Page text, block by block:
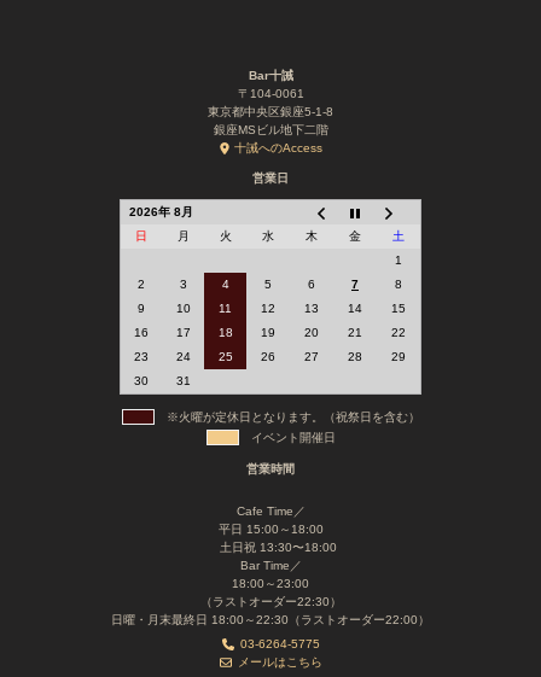
Bar十誡
〒104-0061
東京都中央区銀座5-1-8
銀座MSビル地下二階
十誡へのAccess
営業日
2026年 8月
日
月 火 水 木 金
土
1
2
3 4 5 6 7
8
9
10 11 12 13 14
15
16
17 18 19 20 21
22
23
24 25 26 27 28
29
30
31
※火曜が定休日となります。（祝祭日を含む）
イベント開催日
営業時間
Cafe Time／
平日 15:00～18:00
土日祝 13:30〜18:00
Bar Time／
18:00～23:00
（ラストオーダー22:30）
日曜・月末最終日 18:00～22:30（ラストオーダー22:00）
03-6264-5775
メールはこちら